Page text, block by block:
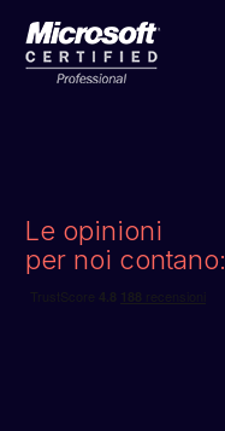
Le opinioni
per noi contano: